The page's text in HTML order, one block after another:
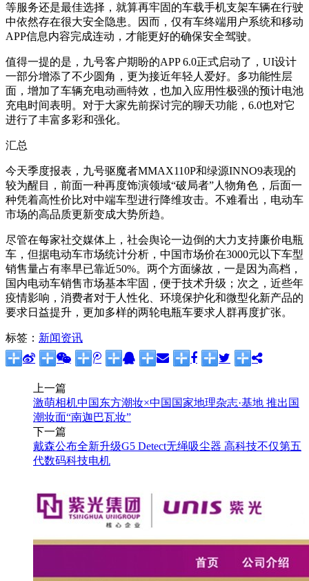
等服务还是最佳选择，就算再牢固的车载手机支架车辆在行驶
中依然存在很大安全隐患。因而，仅有车终端用户系统和移动
APP信息内容完成连动，才能更好的确保安全驾驶。
值得一提的是，九号客户期盼的APP 6.0正式启动了，UI设计
一部分增添了不少圆角，更为接近年轻人爱好。多功能性层
面，增加了车辆充电动画特效，也加入应用性极强的预计电池
充电时间表明。对于大家先前探讨完的聊天功能，6.0也对它
进行了丰富多彩和强化。
汇总
今天季度报表，九号驱魔者MMAX110P和绿源INNO9表现的
较为醒目，前面一种再度饰演领域“破局者”人物角色，后面一
种凭着高性价比对中端车型进行降维攻击。不难看出，电动车
市场的高品质更新变成大势所趋。
尽管在每家社交媒体上，社会舆论一边倒的大力支持廉价电瓶
车，但据电动车市场统计分析，中国市场价在3000元以下车型
销售量占有率早已靠近50%。两个方面缘故，一是因为高档，
国内电动车销售市场基本牢固，便于技术升级；次之，近些年
疫情影响，消费者对于人性化、环境保护化和微型化新产品的
要求日益提升，更加多样的两轮电瓶车要求人群再度扩张。
标签： 新闻资讯
上一篇
激萌相机中国东方潮妆×中国国家地理杂志·基地 推出国
潮妆面“南迦巴瓦妆”
下一篇
戴森公布全新升级G5 Detect无绳吸尘器 高科技不仅第五
代数码科技电机